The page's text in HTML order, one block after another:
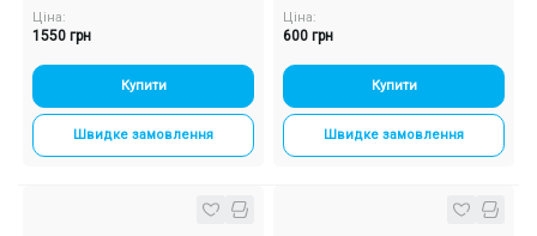
Ціна:
1550 грн
Купити
Швидке замовлення
Ціна:
600 грн
Купити
Швидке замовлення